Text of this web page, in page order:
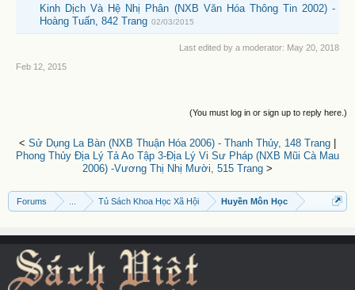
Kinh Dịch Và Hệ Nhị Phân (NXB Văn Hóa Thông Tin 2002) -
Hoàng Tuấn, 842 Trang 02/03/2015
Last edited by a moderator: May 20, 2018
Feb 12, 2015
(You must log in or sign up to reply here.)
< Sử Dụng La Bàn (NXB Thuận Hóa 2006) - Thanh Thủy, 148 Trang
Phong Thủy Địa Lý Tả Ao Tập 3-Địa Lý Vi Sư Pháp (NXB Mũi Cà Mau
2006) -Vương Thị Nhị Mười, 515 Trang >
Forums Tủ Sách Khoa Học Xã Hội Huyền Môn Học